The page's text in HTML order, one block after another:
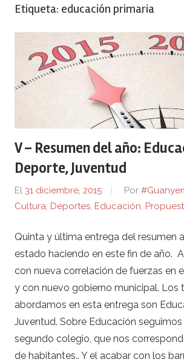
Etiqueta: educación primaria
V – Resumen del año:
Deporte, Juventud
El 31 diciembre, 2015 Por
Cultura, Deportes, Educación,
Quinta y última entrega del resumen
estado haciendo en este fin de año.
con nueva correlación de fuerzas en
y con nuevo gobierno municipal. Los
abordamos en esta entrega son
Juventud. Sobre Educación
segundo colegio, que nos
de habitantes.. Y el acabar con los